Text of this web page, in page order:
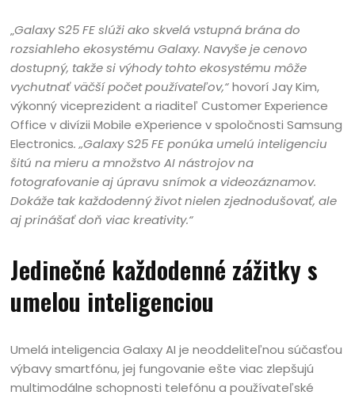
„Galaxy S25 FE slúži ako skvelá vstupná brána do
rozsiahleho ekosystému Galaxy. Navyše je cenovo
dostupný, takže si výhody tohto ekosystému môže
vychutnať väčší počet používateľov,“hovorí Jay Kim,
výkonný viceprezident a riaditeľ Customer Experience
Office v divízii Mobile eXperience v spoločnosti Samsung
Electronics. „Galaxy S25 FE ponúka umelú inteligenciu
šitú na mieru a množstvo AI nástrojov na
fotografovanie aj úpravu snímok a videozáznamov.
Dokáže tak každodenný život nielen zjednodušovať, ale
aj prinášať doň viac kreativity.“
Jedinečné každodenné zážitky s
umelou inteligenciou
Umelá inteligencia Galaxy AI je neoddeliteľnou súčasťou
výbavy smartfónu, jej fungovanie ešte viac zlepšujú
multimodálne schopnosti telefónu a používateľské